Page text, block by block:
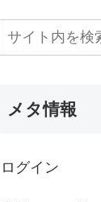
メタ情報
ログイン